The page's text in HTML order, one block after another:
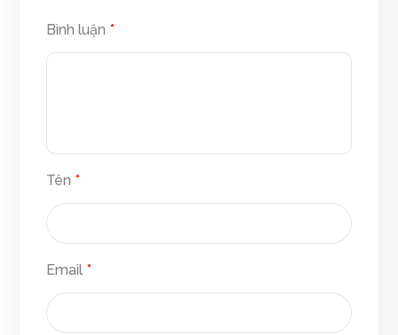
Bình luận *
Tên *
Email *